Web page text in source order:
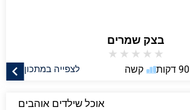
בצק שמרים
★
★
★
★
★
לצפייה במתכון קשה
אוכל שילדים אוהבים